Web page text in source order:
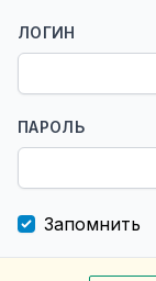
ЛОГИН
ПАРОЛЬ
Запомнить